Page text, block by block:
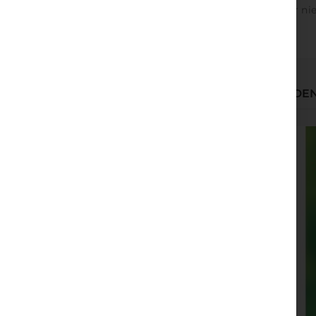
Grund auf zu erfassen, was Angst ist, werden wir
WIR HABEN ANDERE PRODUKTE